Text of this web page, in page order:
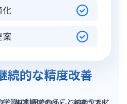
続的な精度改善
習に利用されることはありませ